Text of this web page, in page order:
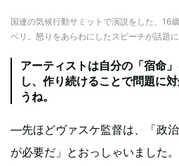
国連の気候行動サミットで演説をした、16
ベリ。怒りをあらわにしたスピーチが話題
アーティストは自分の「宿命
し、作り続けることで問題に
うね。
―先ほどヴァスケ監督は、「政
が必要だ」とおっしゃいました